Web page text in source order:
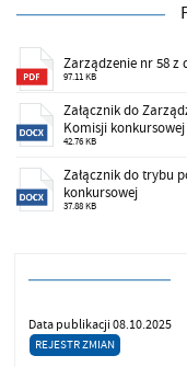
Zarządzenie nr 58 z
97.11 KB
Załącznik do
Komisji konkursowej
42.76 KB
Załącznik do trybu
konkursowej
37.88 KB
Data publikacji 08.10.2025
REJESTR ZMIAN